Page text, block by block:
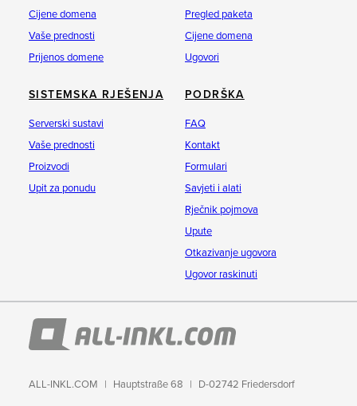
Cijene domena
Vaše prednosti
Prijenos domene
Pregled paketa
Cijene domena
Ugovori
SISTEMSKA RJEŠENJA
Serverski sustavi
Vaše prednosti
Proizvodi
Upit za ponudu
PODRŠKA
FAQ
Kontakt
Formulari
Savjeti i alati
Rječnik pojmova
Upute
Otkazivanje ugovora
Ugovor raskinuti
ALL-INKL.COM Hauptstraße 68 D-02742 Friedersdorf